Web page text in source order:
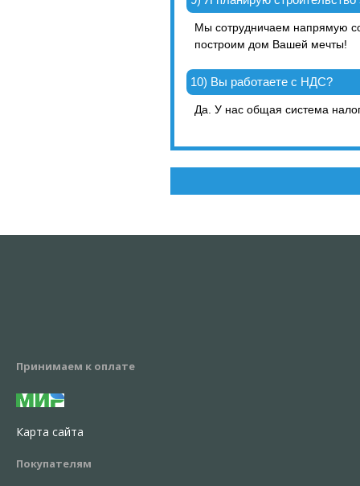
Мы сотрудничаем напрямую
построим дом Вашей мечты!
10) Вы работаете с НДС?
Да. У нас общая система
Принимаем к оплате
Карта сайта
Покупателям